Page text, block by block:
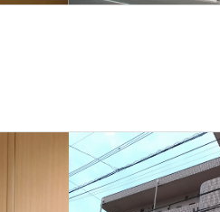
物件です！ 延岡市のアパート・マンションのことなら五ヶ瀬不動産へお問合せください🏠✨